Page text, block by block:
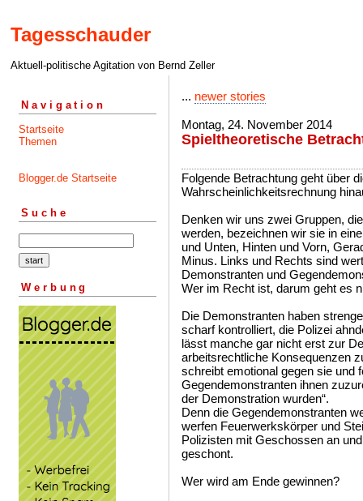
Tagesschauder
Aktuell-politische Agitation von Bernd Zeller
Navigation
Startseite
Themen
Blogger.de Startseite
Suche
Werbung
... newer stories
Montag, 24. November 2014
Spieltheoretische
Folgende Betrachtung geht über
Wahrscheinlichkeitsrechnung
Denken wir uns zwei Gruppen,
werden, bezeichnen wir sie in
und Unten, Hinten und Vorn,
Minus. Links und Rechts sind
Demonstranten und
Wer im Recht ist, darum geht es
Die Demonstranten haben
scharf kontrolliert, die Polizei
lässt manche gar nicht erst zur
arbeitsrechtliche Konsequenzen
schreibt emotional gegen sie und
Gegendemonstranten ihnen
der Demonstration wurden“.
Denn die Gegendemonstranten
werfen Feuerwerkskörper und
Polizisten mit Geschossen an
geschont.
Wer wird am Ende gewinnen?